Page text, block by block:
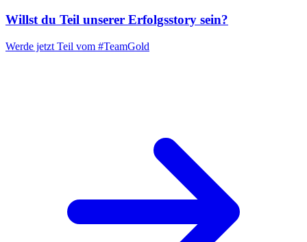
Willst du Teil unserer Erfolgsstory sein?
Werde jetzt Teil vom #TeamGold